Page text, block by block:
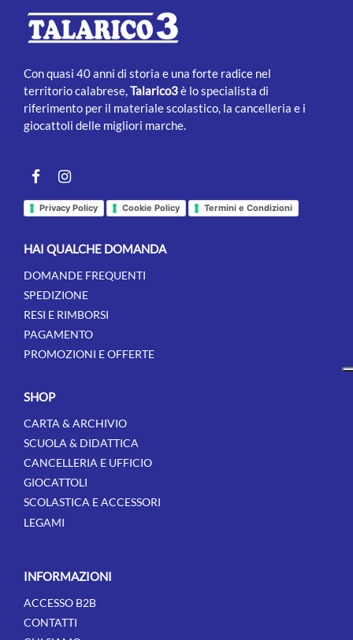
Con quasi 40 anni di storia e una forte radice nel
territorio calabrese,Talarico3è lo specialista di
riferimento per il materiale scolastico, la cancelleria e i
giocattoli delle migliori marche.
Facebookinstagram
Privacy Policy Cookie Policy Termini e Condizioni
INFORMAZIONI
ACCESSO B2B
CONTATTI
SHOP
CARTA & ARCHIVIO
SCUOLA & DIDATTICA
CANCELLERIA E UFFICIO
GIOCATTOLI
SCOLASTICA E ACCESSORI
LEGAMI
HAI QUALCHE DOMANDA
DOMANDE FREQUENTI
SPEDIZIONE
RESI E RIMBORSI
PAGAMENTO
PROMOZIONI E OFFERTE